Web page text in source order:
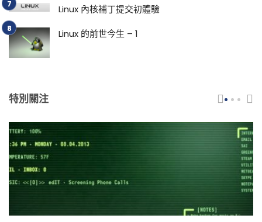
Linux 內核補丁提交初體驗
Linux 的前世今生 – 1
特別關注